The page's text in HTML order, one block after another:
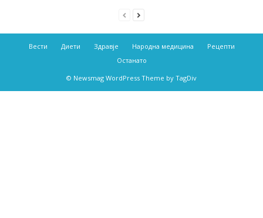
Вести Диети Здравје Народна медицина
Рецепти
Останато
© Newsmag WordPress Theme by TagDiv